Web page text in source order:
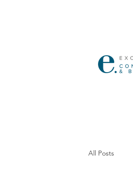
All Posts